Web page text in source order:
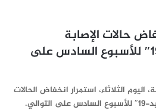
حالات الإصابة
بـ”كوفيد-19″ للأسبوع السادس على
اليوم الثلاثاء، استمرار انخفاض الحالات
الإيجابية ل”كوفيد-19″ للأسبوع السادس على التوالي.